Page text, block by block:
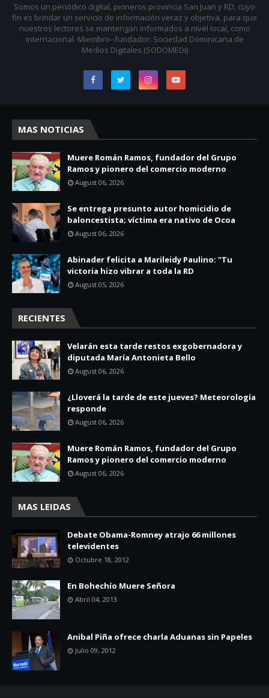
Somos un periódico digital, pioneros provincia San Juan y RD, cuyo
fin es brindar un servicio de información veraz y objetiva, para que
nuestros lectores se mantengan informados a nivel local, como
internacional. Miembro--fundador: Sociedad Dominicana de
Medios Digitales (SODOMEDI)
MAS NOTICIAS
Muere Román Ramos, fundador del Grupo
Ramos y pionero del comercio moderno
August 06, 2026
Se entrega presunto autor homicidio de
baloncestista; víctima era nativo de Ocoa
August 06, 2026
Abinader felicita a Marileidy Paulino: "Tu
victoria hizo vibrar a toda la RD
August 05, 2026
RECIENTES
Velarán esta tarde restos exgobernadora y
diputada María Antonieta Bello
August 06, 2026
¿Lloverá la tarde de este jueves? Meteorología
responde
August 06, 2026
Muere Román Ramos, fundador del Grupo
Ramos y pionero del comercio moderno
August 06, 2026
MAS LEIDAS
Debate Obama-Romney atrajo 66 millones
televidentes
Octubre 18, 2012
En Bohechío Muere Señora
Abril 04, 2013
Anibal Piña ofrece charla Aduanas sin Papeles
Julio 09, 2012